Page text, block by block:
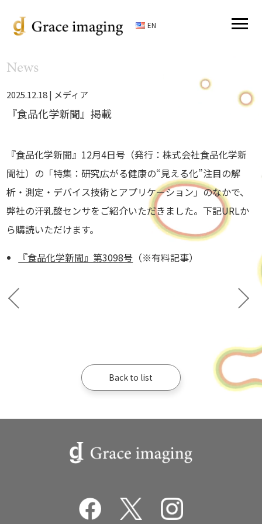
EN
News
2025.12.18 | メディア
『食品化学新聞』掲載
『食品化学新聞』12月4日号（発行：株式会社食品化学新
聞社）の「特集：研究広がる健康の“見える化”注目の解
析・測定・デバイス技術とアプリケーション」のなかで、
弊社の汗乳酸センサをご紹介いただきました。下記URLか
ら購読いただけます。
『食品化学新聞』第3098号 （※有料記事）
Back to list